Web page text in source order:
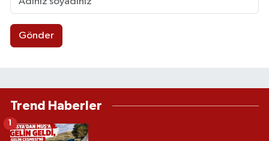
Gönder
Trend Haberler